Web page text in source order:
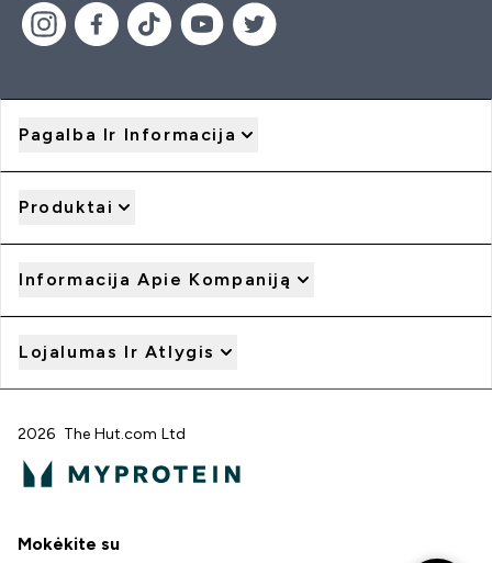
Pagalba Ir Informacija
Produktai
Informacija Apie Kompaniją
Lojalumas Ir Atlygis
2026 The Hut.com Ltd
Mokėkite su